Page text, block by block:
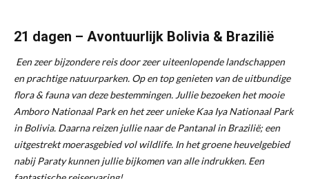
21 dagen – Avontuurlijk Bolivia & Brazilië
Een zeer bijzondere reis door zeer uiteenlopende landschappen
en prachtige natuurparken. Op en top genieten van de uitbundige
flora & fauna van deze bestemmingen. Jullie bezoeken het mooie
Amboro Nationaal Park en het zeer unieke Kaa Iya Nationaal Park
in Bolivia. Daarna reizen jullie naar de Pantanal in Brazilië; een
uitgestrekt moerasgebied vol wildlife. In het groene heuvelgebied
nabij Paraty kunnen jullie bijkomen van alle indrukken. Een